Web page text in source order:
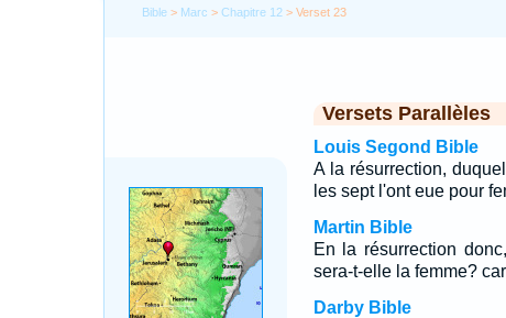
Bible > Marc >Chapitre 12 > Verset 23
Versets Parallèles
Louis Segond Bible
A la résurrection,
les sept l'ont eue pour
Martin Bible
En la résurrection
sera-t-elle la femme?
Darby Bible